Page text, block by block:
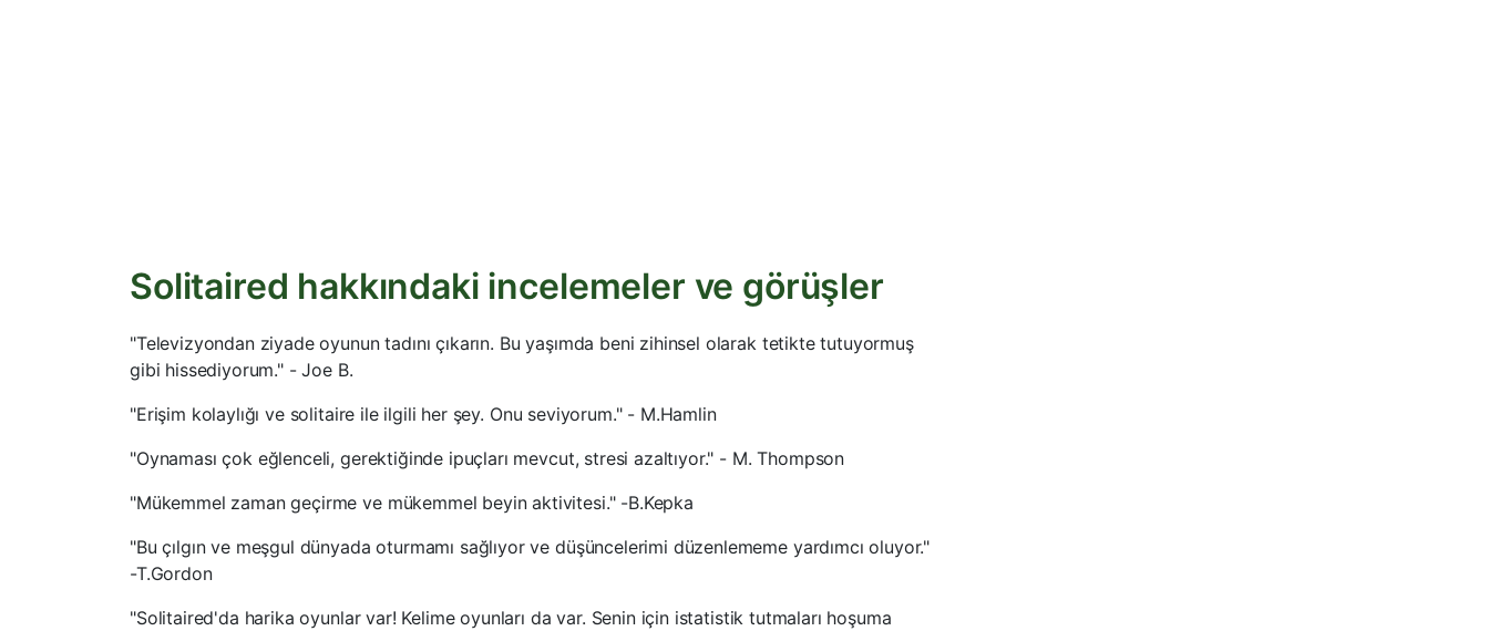
Solitaired hakkındaki incelemeler ve görüşler
"Televizyondan ziyade oyunun tadını çıkarın. Bu yaşımda beni zihinsel olarak tetikte tutuyormuş
gibi hissediyorum." - Joe B.
"Erişim kolaylığı ve solitaire ile ilgili her şey. Onu seviyorum." - M.Hamlin
"Oynaması çok eğlenceli, gerektiğinde ipuçları mevcut, stresi azaltıyor." - M. Thompson
"Mükemmel zaman geçirme ve mükemmel beyin aktivitesi." -B.Kepka
"Bu çılgın ve meşgul dünyada oturmamı sağlıyor ve düşüncelerimi düzenlememe yardımcı oluyor."
-T.Gordon
"Solitaired'da harika oyunlar var! Kelime oyunları da var. Senin için istatistik tutmaları hoşuma